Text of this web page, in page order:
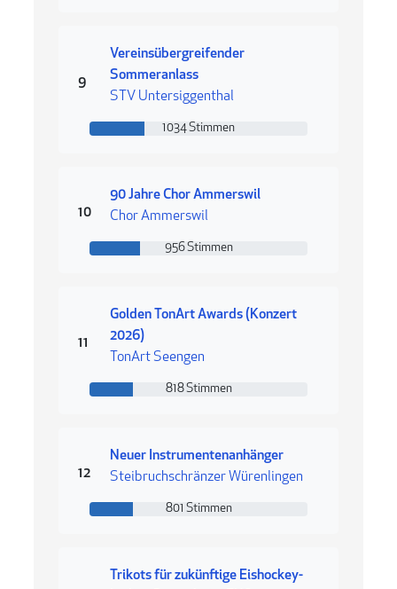
Rang 9
9
Vereinsübergreifender
Sommeranlass
STV Untersiggenthal
1034 Stimmen
1034 Stimmen
Rang 10
10
90 Jahre Chor Ammerswil
Chor Ammerswil
956 Stimmen
956 Stimmen
Rang 11
11
Golden TonArt Awards (Konzert
2026)
TonArt Seengen
818 Stimmen
818 Stimmen
Rang 12
12
Neuer Instrumentenanhänger
Steibruchschränzer Würenlingen
801 Stimmen
801 Stimmen
Trikots für zukünftige Eishockey-